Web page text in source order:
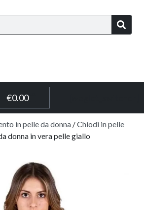
€0.00
in pelle da donna /Chiodi in pelle
donna in vera pelle giallo